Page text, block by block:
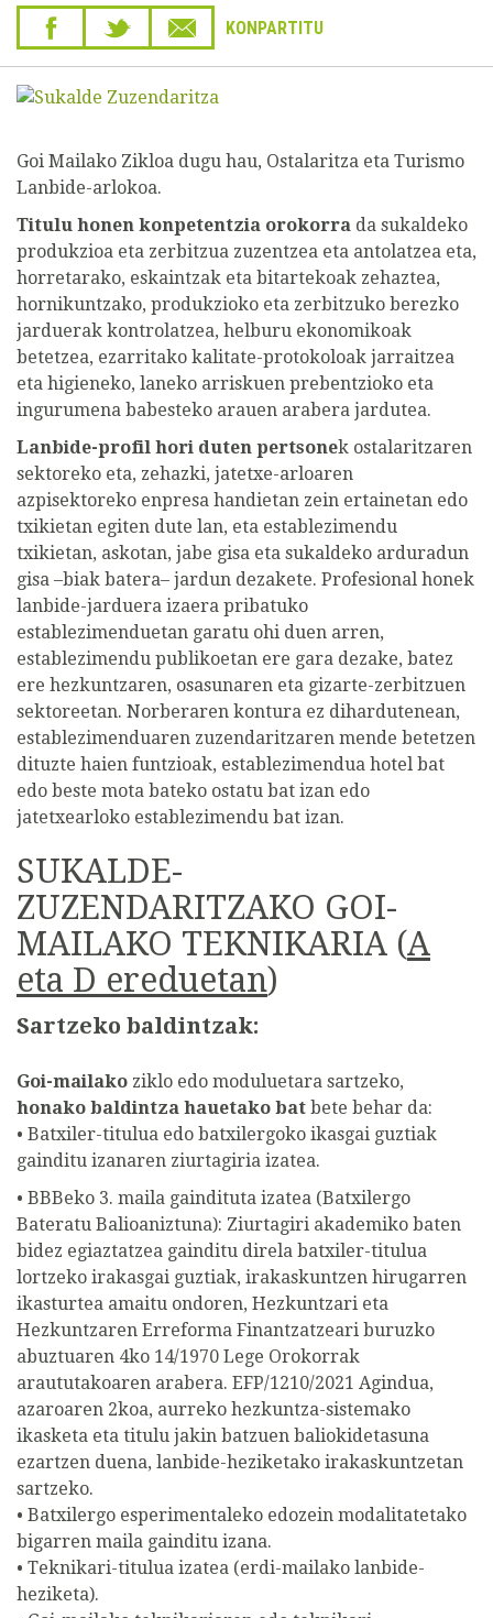
KONPARTITU
Goi Mailako Zikloa dugu hau, Ostalaritza eta Turismo
Lanbide-arlokoa.
Titulu honen konpetentzia orokorra da sukaldeko
produkzioa eta zerbitzua zuzentzea eta antolatzea eta,
horretarako, eskaintzak eta bitartekoak zehaztea,
hornikuntzako, produkzioko eta zerbitzuko berezko
jarduerak kontrolatzea, helburu ekonomikoak
betetzea, ezarritako kalitate-protokoloak jarraitzea
eta higieneko, laneko arriskuen prebentzioko eta
ingurumena babesteko arauen arabera jardutea.
Lanbide-profil hori duten pertsonek ostalaritzaren
sektoreko eta, zehazki, jatetxe-arloaren
azpisektoreko enpresa handietan zein ertainetan edo
txikietan egiten dute lan, eta establezimendu
txikietan, askotan, jabe gisa eta sukaldeko arduradun
gisa –biak batera– jardun dezakete. Profesional honek
lanbide-jarduera izaera pribatuko
establezimenduetan garatu ohi duen arren,
establezimendu publikoetan ere gara dezake, batez
ere hezkuntzaren, osasunaren eta gizarte-zerbitzuen
sektoreetan. Norberaren kontura ez dihardutenean,
establezimenduaren zuzendaritzaren mende betetzen
dituzte haien funtzioak, establezimendua hotel bat
edo beste mota bateko ostatu bat izan edo
jatetxearloko establezimendu bat izan.
SUKALDE-
ZUZENDARITZAKO GOI-
MAILAKO TEKNIKARIA (A
eta D ereduetan)
Sartzeko baldintzak:
Goi-mailako ziklo edo moduluetara sartzeko,
honako baldintza hauetako bat bete behar da:
• Batxiler-titulua edo batxilergoko ikasgai guztiak
gainditu izanaren ziurtagiria izatea.
• BBBeko 3. maila gaindituta izatea (Batxilergo
Bateratu Balioaniztuna): Ziurtagiri akademiko baten
bidez egiaztatzea gainditu direla batxiler-titulua
lortzeko irakasgai guztiak, irakaskuntzen hirugarren
ikasturtea amaitu ondoren, Hezkuntzari eta
Hezkuntzaren Erreforma Finantzatzeari buruzko
abuztuaren 4ko 14/1970 Lege Orokorrak
araututakoaren arabera. EFP/1210/2021 Agindua,
azaroaren 2koa, aurreko hezkuntza-sistemako
ikasketa eta titulu jakin batzuen baliokidetasuna
ezartzen duena, lanbide-heziketako irakaskuntzetan
sartzeko.
• Batxilergo esperimentaleko edozein modalitatetako
bigarren maila gainditu izana.
• Teknikari-titulua izatea (erdi-mailako lanbide-
heziketa).